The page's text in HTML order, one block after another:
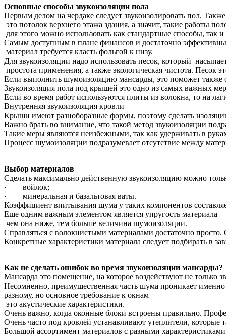
Основные способы звукоизоляции пола
Первым делом на чердаке следует звукоизолировать пол.
это потолок верхнего этажа здания, а значит, такие работы
для этого можно использовать как стандартные способы,
Самым доступным в плане финансов и достаточно
материал требуется класть фольгой к низу.
Для звукоизоляции надо использовать песок, который
простота применения, а также экологическая чистота.
Если выполнить шумоизоляцию мансарды, это поможет также
Звукоизоляция пола под крышей это одно из самых важных
Если во время работ используются плиты из волокна, то на
Внутренняя звукоизоляция кровли
Крыши имеют разноборазные формы, поэтому сделать
Важно брать во внимание, что такой метод звукоизоляции
Такие меры являются неизбежными, так как удерживать в
Процесс шумоизоляции подразумевает отсутствие между
Выбор материалов
Сделать максимально действенную звукоизоляцию можно
· войлок;
· минеральная и базальтовая ваты.
Коэффициент впитывания шума у таких компонентов
Еще одним важным элементом является упругость материала –
чем она ниже, тем больше величина шумоизоляции.
Справляться с волокнистыми материалами достаточно
Конкретные характеристики материала следует подбирать в
Как не сделать ошибок во время звукоизоляции мансарды?
Мансарда это помещение, на которое воздействуют не только
Несомненно, преимущественная часть шума проникает
разному, но основное требование к окнам –
это акустические характеристики.
Очень важно, когда оконные блоки встроены правильно.
Очень часто под кровлей устанавливают утеплители,
Большой ассортимент материалов с разными